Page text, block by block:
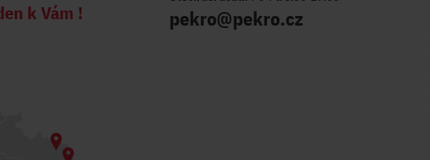
k Vám ! pekro@pekro.cz